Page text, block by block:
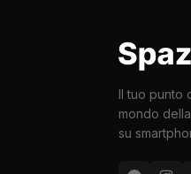
Il tuo punto
mondo
su